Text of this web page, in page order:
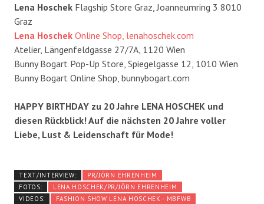
Lena Hoschek Flagship Store Graz, Joanneumring 3 8010
Graz
Lena Hoschek Online Shop, lenahoschek.com
Atelier, Längenfeldgasse 27/7A, 1120 Wien
Bunny Bogart Pop-Up Store, Spiegelgasse 12, 1010 Wien
Bunny Bogart Online Shop, bunnybogart.com
HAPPY BIRTHDAY zu 20 Jahre LENA HOSCHEK und
diesen Rückblick! Auf die nächsten 20 Jahre voller
Liebe, Lust & Leidenschaft für Mode!
TEXT/INTERVIEW:
PR/JÖRN EHRENHEIM
FOTOS:
LENA HOSCHEK/PR/JÖRN EHRENHEIM
VIDEOS:
FASHION SHOW LENA HOSCHEK - MBFWB